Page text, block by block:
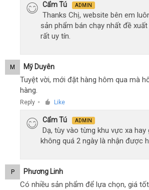
Cẩm Tú ADMIN
Thanks Chị, website bên em
sản phẩm bán chạy nhất đề
rất uy tín.
M Mỹ Duyên
Tuyệt vời, mới đặt hàng hôm qua mà
hàng.
Reply ● Like
Cẩm Tú ADMIN
Dạ, tùy vào từng khu vực xa
không quá 2 ngày là nhận được
P Phương Linh
Có nhiều sản phẩm để lựa chọn, giá